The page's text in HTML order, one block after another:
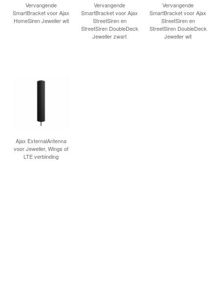
Vervangende
SmartBracket voor Ajax
HomeSiren Jeweller wit
Vervangende
SmartBracket voor Ajax
StreetSiren en
StreetSiren DoubleDeck
Jeweller zwart
Vervangende
SmartBracket voor Ajax
StreetSiren en
StreetSiren DoubleDeck
Jeweller wit
Ajax ExternalAntenna
voor Jeweller, Wings of
LTE verbinding